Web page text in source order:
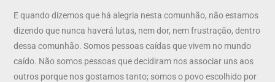
E quando dizemos que há alegria nesta comunhão, não estamos
dizendo que nunca haverá lutas, nem dor, nem frustração, dentro
dessa comunhão. Somos pessoas caídas que vivem no mundo
caído. Não somos pessoas que decidiram nos associar uns aos
outros porque nos gostamos tanto; somos o povo escolhido por